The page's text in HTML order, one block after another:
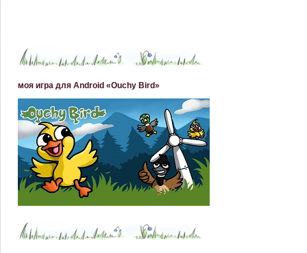
моя игра для Android «Ouchy Bird»